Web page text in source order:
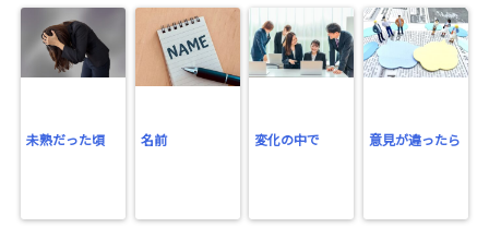
未熟だった頃 名前 変化の中で 意見が違ったら